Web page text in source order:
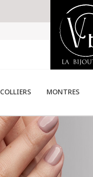
COLLIERS MONTRES